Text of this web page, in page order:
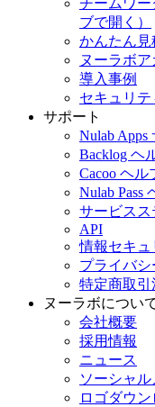
チームワー
ブで開く）
かんたん見
ヌーラボア
導入事例
セキュリテ
サポート
Nulab Apps
Backlog ヘ
Cacoo ヘル
Nulab Pass
サービスス
API
情報セキ
プライバ
特定商取
ヌーラボについ
会社概要
採用情報
ニュース
ソーシャ
ロゴダウン